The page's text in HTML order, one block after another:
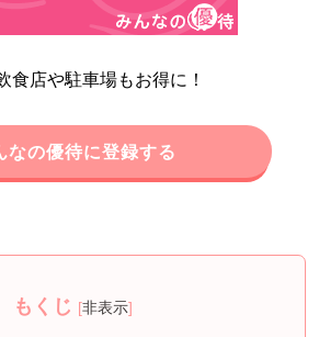
食店や駐車場もお得に！
なの優待に登録する
もくじ [非表示]